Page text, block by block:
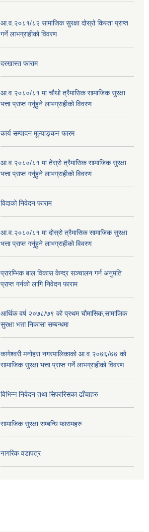
आ.व.२०८१/८२ सामाजिक सुरक्षा दोस्रो किस्ता प्राप्त
गर्ने लाभग्राहीको विवरण
दरखास्त फाराम
आ.व.२०८०/८१ मा चौथो त्रैमासिक सामाजिक सुरक्षा
भत्ता प्राप्त गर्नुहुने लाभग्राहीको विवरण
कार्य सम्पादन मूल्याङ्कन फारम
आ.व.२०८०/८१ मा तेस्रो त्रैमासिक सामाजिक सुरक्षा
भत्ता प्राप्त गर्नुहुने लाभग्राहीको विवरण
विदाको निवेदन फाराम
आ.व.२०८०/८१ मा दोस्रो त्रैमासिक सामाजिक सुरक्षा
भत्ता प्राप्त गर्नुहुने लाभग्राहीको विवरण
प्रारम्भिक बाल विकास केन्द्र सञ्चालन गर्न अनुमति
प्राप्त गर्नको लागि निवेदन फाराम
आर्थिक वर्ष २०७८/७९ को प्रथम चौमासिक,सामाजिक
सुरक्षा भत्ता निकासा सम्बन्धमा
कागेश्वरी मनोहरा नगरपालिकाको आ.व.२०७६/७७ को
सामाजिक सुरक्षा भत्ता प्राप्त गर्ने लाभग्राहीको विवरण
विभिन्न निवेदन तथा सिफारिसका ढाँचाहरु
सामाजिक सुरक्षा सम्बन्धि फारामहरु
नागरिक वडापत्र